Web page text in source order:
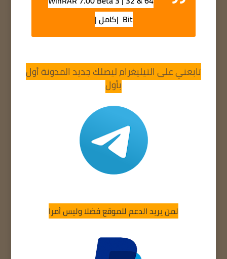
Bit |كامل |
تابعني على التيليغرام ليصلك جديد المدونة أول
بأول
لمن يريد الدعم للموقع فضلا وليس أمرا